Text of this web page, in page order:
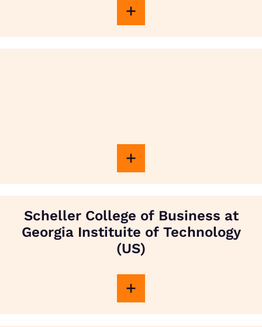
Scheller College of Business at
Georgia Instituite of Technology
(US)